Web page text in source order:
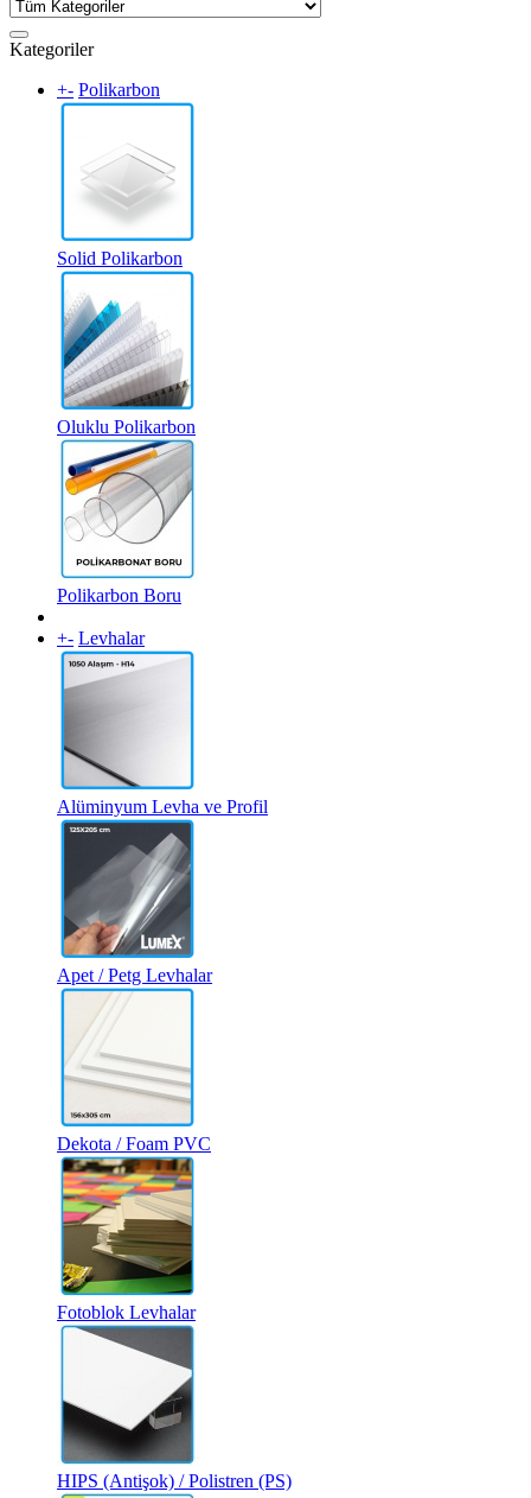
Kategoriler
+- Polikarbon
Solid Polikarbon
Oluklu Polikarbon
Polikarbon Boru
+- Levhalar
Alüminyum Levha ve Profil
Apet / Petg Levhalar
Dekota / Foam PVC
Fotoblok Levhalar
HIPS (Antişok) / Polistren (PS)